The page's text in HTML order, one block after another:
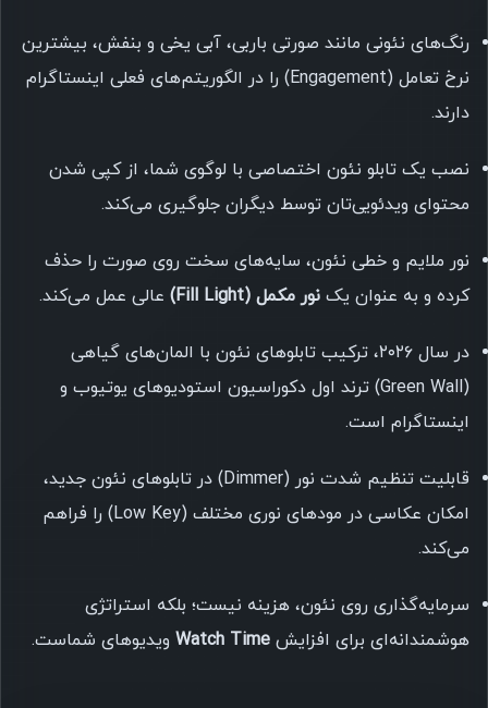
رنگ‌های نئونی مانند صورتی باربی، آبی یخی و بنفش، بیشترین
نرخ تعامل (Engagement) را در الگوریتم‌های فعلی اینستاگرام
دارند.
نصب یک تابلو نئون اختصاصی با لوگوی شما، از کپی شدن
محتوای ویدئویی‌تان توسط دیگران جلوگیری می‌کند.
نور ملایم و خطی نئون، سایه‌های سخت روی صورت را حذف
کرده و به عنوان یک نور مکمل (Fill Light) عالی عمل می‌کند.
در سال ۲۰۲۶، ترکیب تابلوهای نئون با المان‌های گیاهی
(Green Wall) ترند اول دکوراسیون استودیوهای یوتیوب و
اینستاگرام است.
قابلیت تنظیم شدت نور (Dimmer) در تابلوهای نئون جدید،
امکان عکاسی در مودهای نوری مختلف (Low Key) را فراهم
می‌کند.
سرمایه‌گذاری روی نئون، هزینه نیست؛ بلکه استراتژی
هوشمندانه‌ای برای افزایش Watch Time ویدیوهای شماست.